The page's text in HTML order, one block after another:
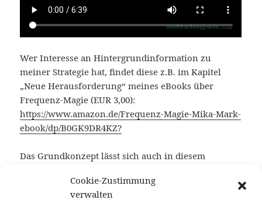
Cookie-Zustimmung
verwalten
Wer Interesse an Hintergrundinformation zu
meiner Strategie hat, findet diese z.B. im Kapitel
„Neue Herausforderung“ meines eBooks über
Frequenz-Magie (EUR 3,00):
https://www.amazon.de/Frequenz-Magie-Mika-Mark-
ebook/dp/B0GK9DR4KZ?
Das Grundkonzept lässt sich auch in diesem
Liebe statt Bann